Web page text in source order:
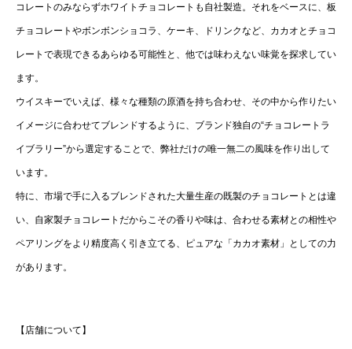
コレートのみならずホワイトチョコレートも自社製造。それをベースに、板
チョコレートやボンボンショコラ、ケーキ、ドリンクなど、カカオとチョコ
レートで表現できるあらゆる可能性と、他では味わえない味覚を探求してい
ます。
ウイスキーでいえば、様々な種類の原酒を持ち合わせ、その中から作りたい
イメージに合わせてブレンドするように、ブランド独自の“チョコレートラ
イブラリー”から選定することで、弊社だけの唯一無二の風味を作り出して
います。
特に、市場で手に入るブレンドされた大量生産の既製のチョコレートとは違
い、自家製チョコレートだからこその香りや味は、合わせる素材との相性や
ペアリングをより精度高く引き立てる、ピュアな「カカオ素材」としての力
があります。
【店舗について】